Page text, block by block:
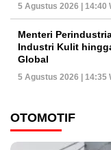
5 Agustus 2026 | 14:40
Menteri
Industri Kulit
Global
5 Agustus 2026 | 14:35
OTOMOTIF